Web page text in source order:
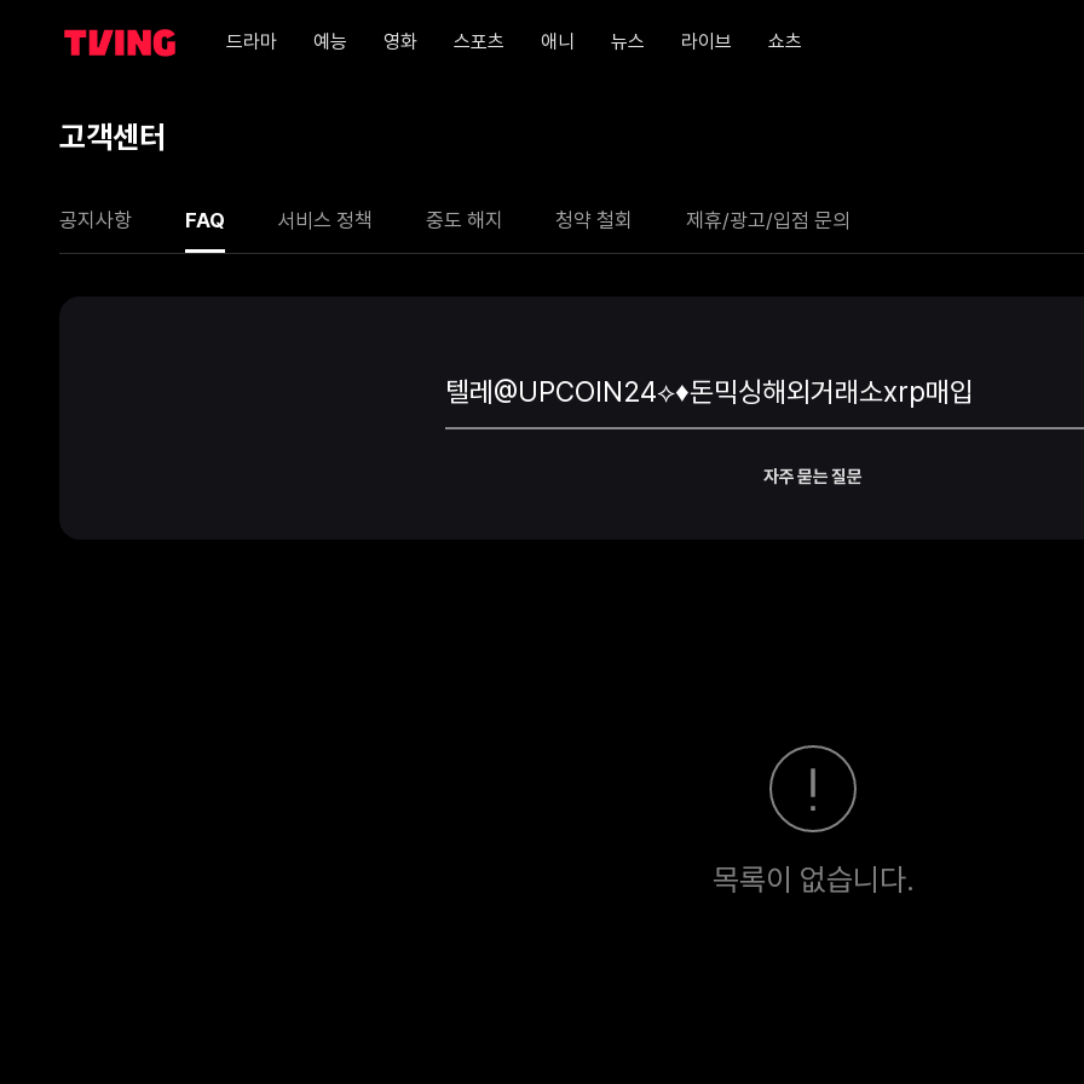
드라마 예능 영화 스포츠 애니 뉴스 라이브 쇼츠
고객센터
공지사항 FAQ 서비스 정책 중도 해지 청약 철회 제휴/광고/입점 문의
자주 묻는 질문
목록이 없습니다.